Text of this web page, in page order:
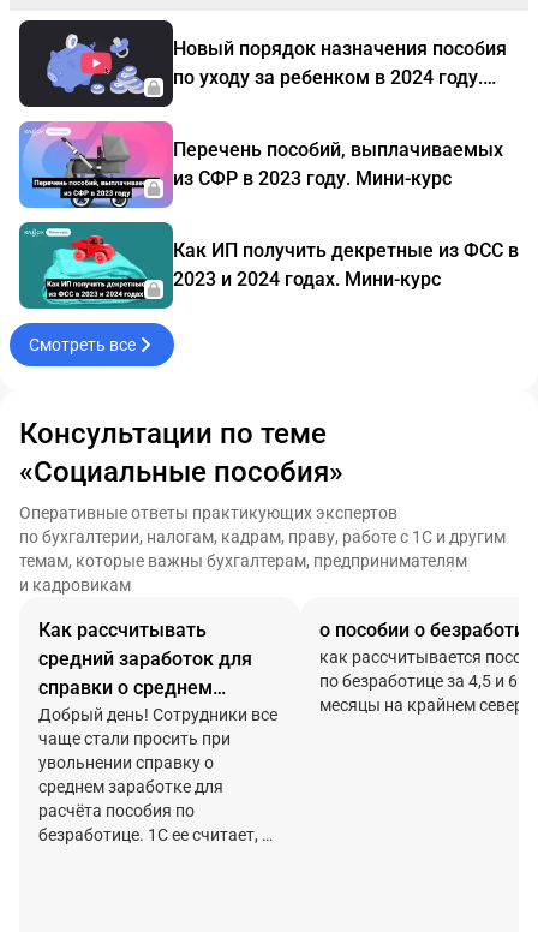
Новый порядок назначения пособия
по уходу за ребенком в 2024 году.
Перечень пособий, выплачиваемых
из СФР в 2023 году. Мини-курс
Как ИП получить декретные из ФСС в
2023 и 2024 годах. Мини-курс
Смотреть все
Консультации по теме
«Социальные пособия»
Оперативные ответы практикующих экспертов
по бухгалтерии, налогам, кадрам, праву, работе с 1С и другим
темам, которые важны бухгалтерам, предпринимателям
и кадровикам
Как рассчитывать
средний заработок для
справки о среднем
заработке для расчёта
пособия по безработице?
Добрый день! Сотрудники все
чаще стали просить при
увольнении справку о
среднем заработке для
расчёта пособия по
безработице. 1С ее считает, но
о пособии о
как рассчитывается
по безработице за 4,5 и 6
месяцы на крайнем севере